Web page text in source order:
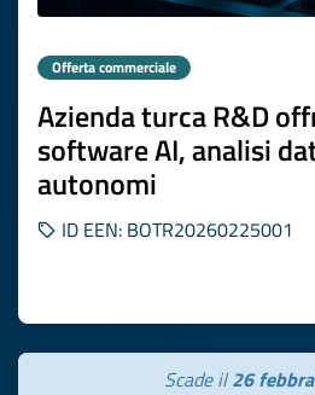
Offerta commerciale
Azienda turca R&D
software AI, analisi
autonomi
ID EEN: BOTR20260225001
Scade il26